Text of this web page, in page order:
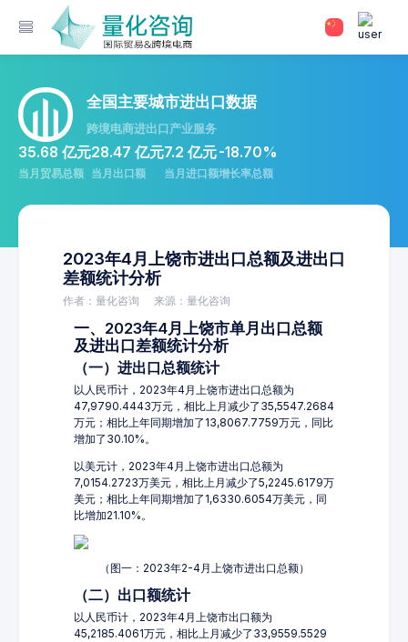
全国主要城市进出口数据
跨境电商进出口产业服务
35.68 亿元
当月贸易总额
28.47 亿元
当月出口额
7.2 亿元
当月进口额
-18.70%
增长率总额
2023年4月上饶市进出口总额及进出口
差额统计分析
作者：量化咨询 来源：量化咨询
一、2023年4月上饶市单月出口总额
及进出口差额统计分析
（一）进出口总额统计
以人民币计，2023年4月上饶市进出口总额为
47,9790.4443万元，相比上月减少了35,5547.2684
万元；相比上年同期增加了13,8067.7759万元，同比
增加了30.10%。
以美元计，2023年4月上饶市进出口总额为
7,0154.2723万美元，相比上月减少了5,2245.6179万
美元；相比上年同期增加了1,6330.6054万美元，同
比增加21.10%。
（图一：2023年2-4月上饶市进出口总额）
（二）出口额统计
以人民币计，2023年4月上饶市出口额为
45,2185.4061万元，相比上月减少了33,9559.5529